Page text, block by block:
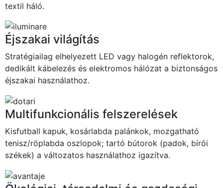
textil háló.
Éjszakai világítás
Stratégiailag elhelyezett LED vagy halogén reflektorok,
dedikált kábelezés és elektromos hálózat a biztonságos
éjszakai használathoz.
Multifunkcionális felszerelések
Kisfutball kapuk, kosárlabda palánkok, mozgatható
tenisz/röplabda oszlopok; tartó bútorok (padok, bírói
székek) a változatos használathoz igazítva.